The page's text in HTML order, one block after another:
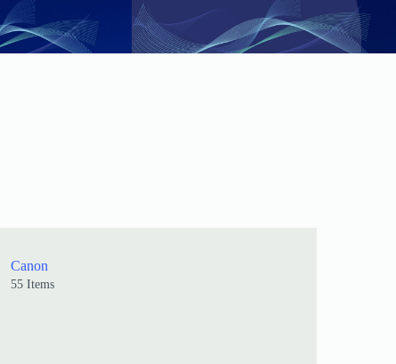
Canon
55 Items